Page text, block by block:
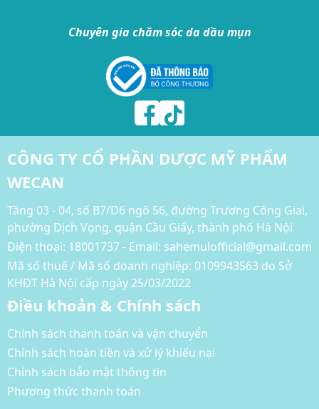
Chuyên gia chăm sóc da dầu mụn
CÔNG TY CỔ PHẦN DƯỢC MỸ PHẨM
WECAN
Tầng 03 - 04, số B7/D6 ngõ 56, đường Trương Công Giai,
phường Dịch Vọng, quận Cầu Giấy, thành phố Hà Nội
Điện thoại: 18001737 - Email: sahemulofficial@gmail.com
Mã số thuế / Mã số doanh nghiệp: 0109943563 do Sở
KHĐT Hà Nội cấp ngày 25/03/2022
Điều khoản & Chính sách
Chính sách thanh toán và vận chuyển
Chính sách hoàn tiền và xử lý khiếu nại
Chính sách bảo mật thông tin
Phương thức thanh toán